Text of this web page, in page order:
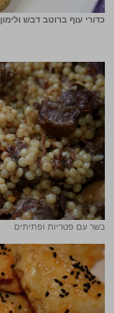
כדורי עוף ברוטב דבש ולימון
בשר עם פטריות ופתיתים